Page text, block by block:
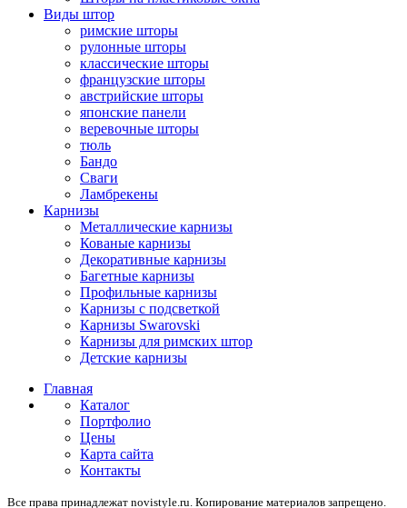
Виды штор
римские шторы
рулонные шторы
классические шторы
французские шторы
австрийские шторы
японские панели
веревочные шторы
тюль
Бандо
Сваги
Ламбрекены
Карнизы
Металлические карнизы
Кованые карнизы
Декоративные карнизы
Багетные карнизы
Профильные карнизы
Карнизы с подсветкой
Карнизы Swarovski
Карнизы для римских штор
Детские карнизы
Главная
Каталог
Портфолио
Цены
Карта сайта
Контакты
Все права принадлежат novistyle.ru. Копирование материалов запрещено.